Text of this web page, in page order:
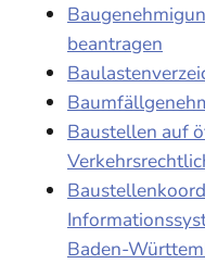
beantragen
Baustellen auf
Baden-